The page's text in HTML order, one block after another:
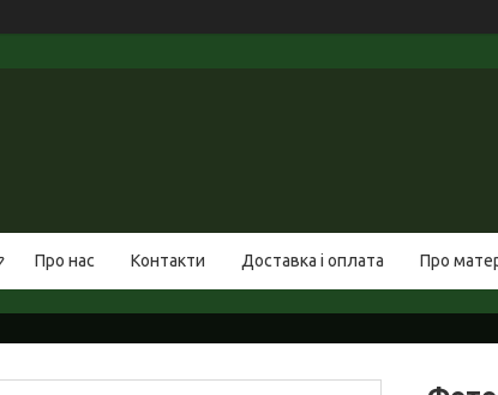
Про нас Контакти Доставка і оплата Про